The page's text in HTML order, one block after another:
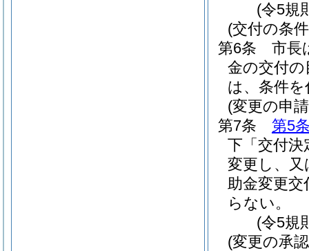
(令5規
(交付の条
第6条
市長
金の交付
は、条件
(変更の申
第7条
第5
下「交付決
変更し、
助金変更
らない。
(令5規
(変更の承